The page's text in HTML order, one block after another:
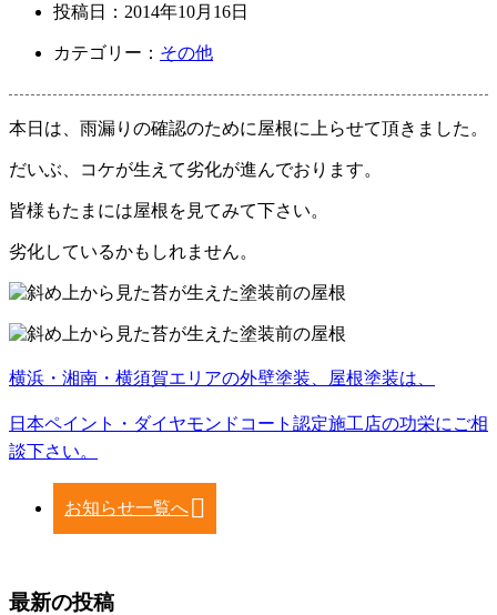
投稿日： 2014年10月16日
カテゴリー： その他
本日は、雨漏りの確認のために屋根に上らせて頂きました。
だいぶ、コケが生えて劣化が進んでおります。
皆様もたまには屋根を見てみて下さい。
劣化しているかもしれません。
横浜・湘南・横須賀エリアの外壁塗装、屋根塗装は、
日本ペイント・ダイヤモンドコート認定施工店の功栄にご相
談下さい。
お知らせ一覧へ
最新の投稿